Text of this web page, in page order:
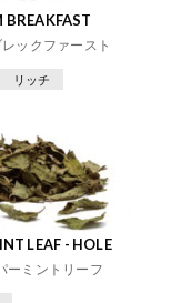
BREAKFAST
ックファースト
リッチ
LEAF - HOLE
ーミントリーフ